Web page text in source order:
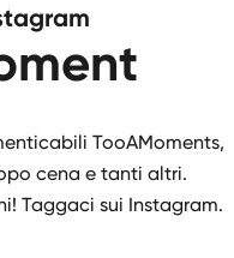
TooAMoments,
cena e tanti altri.
Taggaci sui Instagram.